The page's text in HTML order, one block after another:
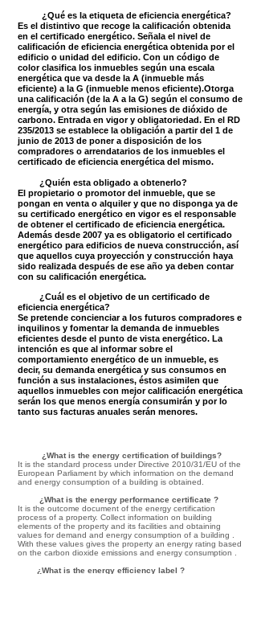
¿What is the energy certification of buildings?
It is the standard process under Directive 2010/31/EU of the
European Parliament by which information on the demand
and energy consumption of a building is obtained.
¿What is the energy performance certificate ?
It is the outcome document of the energy certification
process of a property. Collect information on building
elements of the property and its facilities and obtaining
values ​​for demand and energy consumption of a building .
With these values ​​gives the property an energy rating based
on the carbon dioxide emissions and energy consumption .
¿What is the energy efficiency label ?
¿Qué es la etiqueta de eficiencia energética?
Es el distintivo que recoge la calificación obtenida
en el certificado energético. Señala el nivel de
calificación de eficiencia energética obtenida por el
edificio o unidad del edificio. Con un código de
color clasifica los inmuebles según una escala
energética que va desde la A (inmueble más
eficiente) a la G (inmueble menos eficiente).Otorga
una calificación (de la A a la G) según el consumo de
energía, y otra según las emisiones de dióxido de
carbono. Entrada en vigor y obligatoriedad. En el RD
235/2013 se establece la obligación a partir del 1 de
junio de 2013 de poner a disposición de los
compradores o arrendatarios de los inmuebles el
certificado de eficiencia energética del mismo.
¿Quién esta obligado a obtenerlo?
El propietario o promotor del inmueble, que se
pongan en venta o alquiler y que no disponga ya de
su certificado energético en vigor es el responsable
de obtener el certificado de eficiencia energética.
Además desde 2007 ya es obligatorio el certificado
energético para edificios de nueva construcción, así
que aquellos cuya proyección y construcción haya
sido realizada después de ese año ya deben contar
con su calificación energética.
¿Cuál es el objetivo de un certificado de
eficiencia energética?
Se pretende concienciar a los futuros compradores e
inquilinos y fomentar la demanda de inmuebles
eficientes desde el punto de vista energético. La
intención es que al informar sobre el
comportamiento energético de un inmueble, es
decir, su demanda energética y sus consumos en
función a sus instalaciones, éstos asimilen que
aquellos inmuebles con mejor calificación energética
serán los que menos energía consumirán y por lo
tanto sus facturas anuales serán menores.